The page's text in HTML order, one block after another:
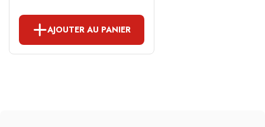
AJOUTER AU PANIER